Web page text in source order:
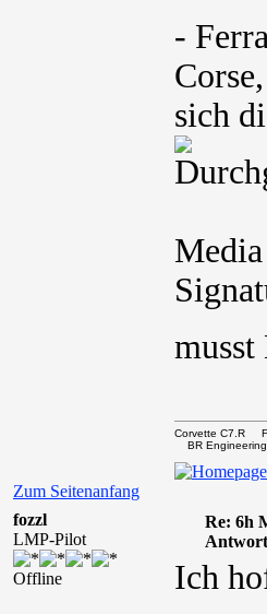
-
sich
Zum Seitenanfang
Corvette C7.R
BR Engineering
fozzl
LMP-Pilot
Offline
Re: 6h
Ich